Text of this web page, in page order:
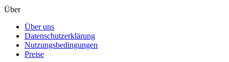
Über
Über uns
Datenschutzerklärung
Nutzungsbedingungen
Preise